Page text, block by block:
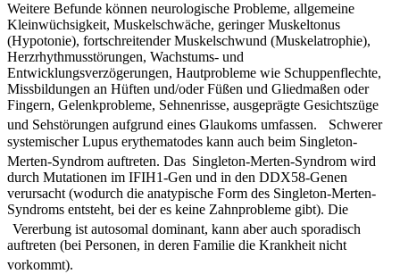
Weitere Befunde können neurologische Probleme, allgemeine
Kleinwüchsigkeit, Muskelschwäche, geringer Muskeltonus
(Hypotonie), fortschreitender Muskelschwund (Muskelatrophie),
Herzrhythmusstörungen, Wachstums- und
Entwicklungsverzögerungen, Hautprobleme wie Schuppenflechte,
Missbildungen an Hüften und/oder Füßen und Gliedmaßen oder
Fingern, Gelenkprobleme, Sehnenrisse, ausgeprägte Gesichtszüge
und Sehstörungen aufgrund eines Glaukoms umfassen.
Schwerer
systemischer Lupus erythematodes kann auch beim Singleton-
Merten-Syndrom auftreten. Das Singleton-Merten-Syndrom wird
durch Mutationen im IFIH1-Gen und in den DDX58-Genen
verursacht (wodurch die anatypische Form des Singleton-Merten-
Syndroms entsteht, bei der es keine Zahnprobleme gibt). Die
Vererbung ist autosomal dominant, kann aber auch sporadisch
auftreten (bei Personen, in deren Familie die Krankheit nicht
vorkommt).